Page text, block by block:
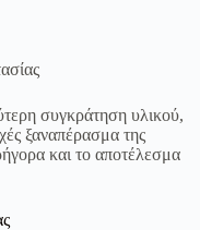
συγκράτηση υλικού,
ξαναπέρασμα της
και το αποτέλεσμα